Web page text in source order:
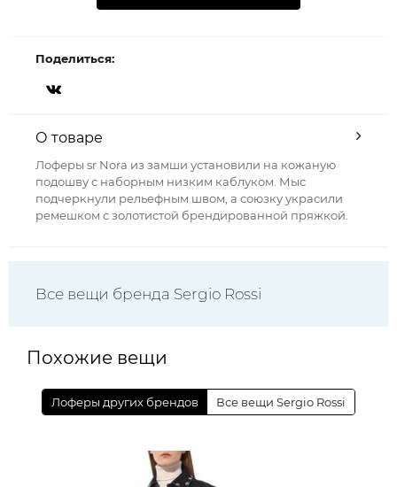
Поделиться:
О товаре
Лоферы sr Nora из замши установили на кожаную
подошву с наборным низким каблуком. Мыс
подчеркнули рельефным швом, а союзку украсили
ремешком с золотистой брендированной пряжкой.
Все вещи бренда Sergio Rossi
Похожие вещи
Лоферы других брендов Все вещи Sergio Rossi